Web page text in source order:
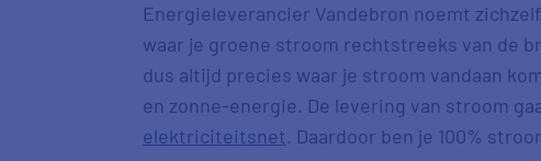
Energieleverancier Vandebron noemt
waar je groene stroom rechtstreeks van de
dus altijd precies waar je stroom vandaan
en zonne-energie. De levering van stroom
elektriciteitsnet. Daardoor ben je 100%